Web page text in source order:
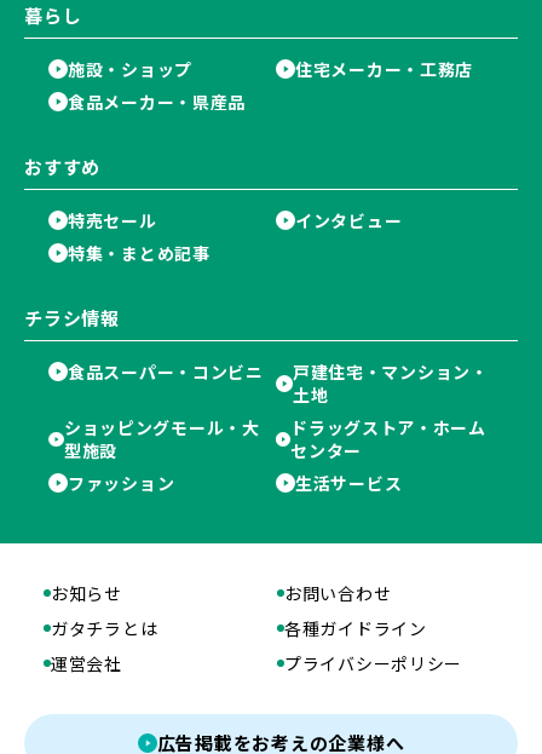
暮らし
施設・ショップ
住宅メーカー・工務店
食品メーカー・県産品
おすすめ
特売セール
インタビュー
特集・まとめ記事
チラシ情報
食品スーパー・コンビニ
戸建住宅・マンション・
土地
ショッピングモール・大
型施設
ドラッグストア・ホーム
センター
ファッション
生活サービス
お知らせ
お問い合わせ
ガタチラとは
各種ガイドライン
運営会社
プライバシーポリシー
広告掲載をお考えの企業様へ